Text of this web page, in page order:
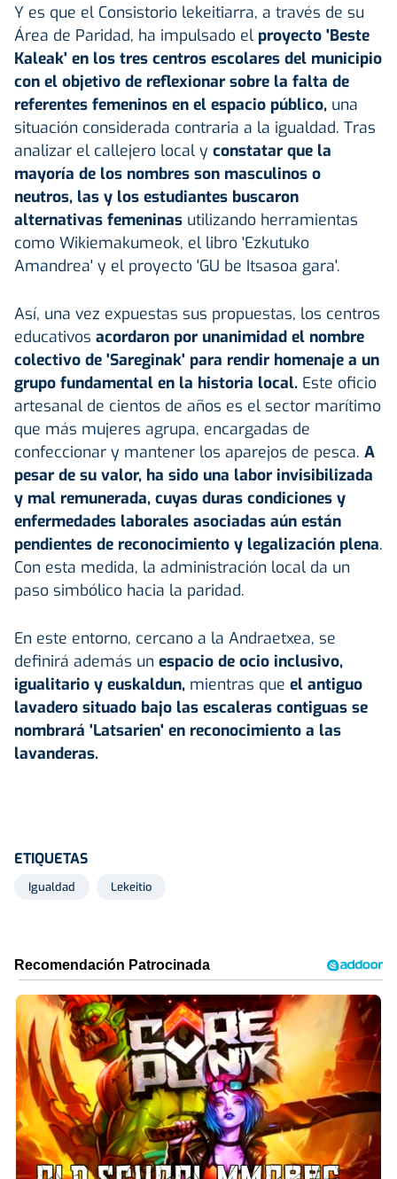
Y es que el Consistorio lekeitiarra, a través de su
Área de Paridad, ha impulsado el proyecto 'Beste
Kaleak' en los tres centros escolares del municipio
con el objetivo de reflexionar sobre la falta de
referentes femeninos en el espacio público, una
situación considerada contraria a la igualdad. Tras
analizar el callejero local y constatar que la
mayoría de los nombres son masculinos o
neutros, las y los estudiantes buscaron
alternativas femeninas utilizando herramientas
como Wikiemakumeok, el libro 'Ezkutuko
Amandrea' y el proyecto 'GU be Itsasoa gara'.
Así, una vez expuestas sus propuestas, los centros
educativos acordaron por unanimidad el nombre
colectivo de 'Sareginak' para rendir homenaje a un
grupo fundamental en la historia local. Este oficio
artesanal de cientos de años es el sector marítimo
que más mujeres agrupa, encargadas de
confeccionar y mantener los aparejos de pesca. A
pesar de su valor, ha sido una labor invisibilizada
y mal remunerada, cuyas duras condiciones y
enfermedades laborales asociadas aún están
pendientes de reconocimiento y legalización plena.
Con esta medida, la administración local da un
paso simbólico hacia la paridad.
En este entorno, cercano a la Andraetxea, se
definirá además un espacio de ocio inclusivo,
igualitario y euskaldun, mientras que el antiguo
lavadero situado bajo las escaleras contiguas se
nombrará 'Latsarien' en reconocimiento a las
lavanderas.
ETIQUETAS
Igualdad Lekeitio